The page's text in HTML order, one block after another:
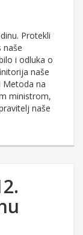
Protekli
naše
i odluka o
naše
Metoda na
ministrom,
naše